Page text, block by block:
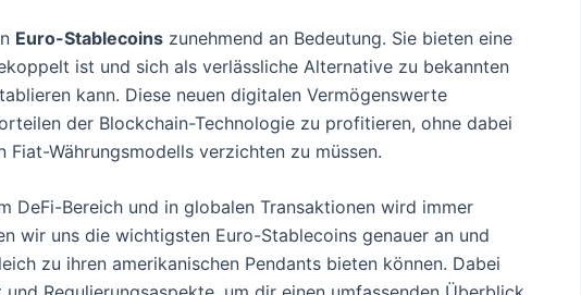
Euro-Stablecoins zunehmend an Bedeutung. Sie bieten eine
ist und sich als verlässliche Alternative zu bekannten
kann. Diese neuen digitalen Vermögenswerte
der Blockchain-Technologie zu profitieren, ohne dabei
Währungsmodells verzichten zu müssen.
DeFi-Bereich und in globalen Transaktionen wird immer
wir uns die wichtigsten Euro-Stablecoins genauer an und
zu ihren amerikanischen Pendants bieten können. Dabei